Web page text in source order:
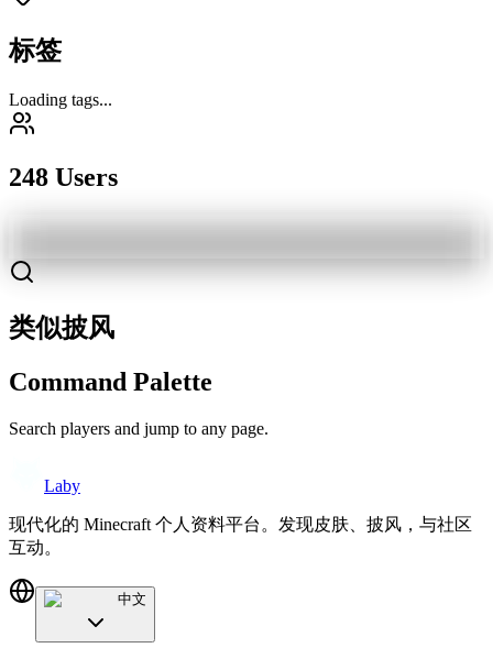
标签
Loading tags...
248 Users
类似披风
Command Palette
Search players and jump to any page.
Laby
现代化的 Minecraft 个人资料平台。发现皮肤、披风，与社区
互动。
中文